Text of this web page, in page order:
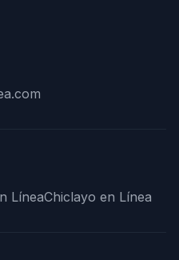
LíneaChiclayo en Línea